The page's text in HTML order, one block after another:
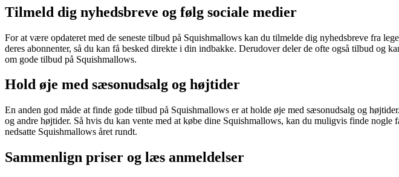
Tilmeld dig nyhedsbreve og følg sociale medier
For at være opdateret med de seneste tilbud på Squishmallows kan du tilmelde dig nyhedsbreve fra
deres abonnenter, så du kan få besked direkte i din indbakke. Derudover deler de ofte også tilbud og
om gode tilbud på Squishmallows.
Hold øje med sæsonudsalg og højtider
En anden god måde at finde gode tilbud på Squishmallows er at holde øje med sæsonudsalg og
og andre højtider. Så hvis du kan vente med at købe dine Squishmallows, kan du muligvis finde
nedsatte Squishmallows året rundt.
Sammenlign priser og læs anmeldelser